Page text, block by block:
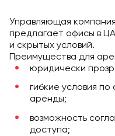
Управляющая
предлагает офисы в
и скрытых условий.
Преимущества для
юридически
гибкие условия
аренды;
возможность
доступа;